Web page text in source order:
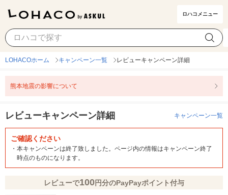
ロハコメニュー
LOHACOホーム キャンペーン一覧 レビューキャンペーン詳細
熊本地震の影響について
レビューキャンペーン詳細 キャンペーン一覧
ご確認ください
・ 本キャンペーンは終了致しました。ページ内の情報はキャンペーン終了
時点のものになります。
レビューで100円分のPayPayポイント付与